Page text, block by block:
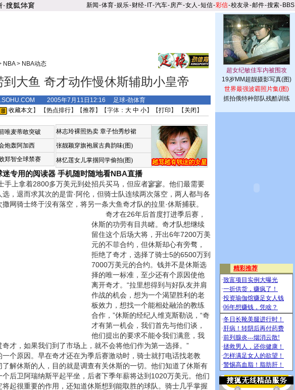
新闻-体育-娱乐-财经- IT-汽车-房产-女人 -短信-彩信-校友录-邮件-搜索- BBS
NBA> NBA动态
大鱼 奇才动作慢休斯辅助小皇帝
2005年7月11日12:16 足球-劲体育
收藏本文 】 【热点排行】【推荐】【字体： 大 中 小】【打印 】 【 关闭 】
唯麦蒂敢突破
炮轰阿加西
郑智全球禁赛
林志玲裸照热卖 章子怡秀纱裙
张靓颖穿旗袍展古典韵味(图)
林忆莲女儿掌掴同学偷拍(图)
迷专用的阅读器 手机随时随地看NBA直播
上拿着2800多万美元到处招兵买马，但应者寥寥。他们最需要
，退而求其次的是雷·阿伦，但骑士队连续两次落空，两人都与各
网骑士终于没有落空，将另一条大鱼奇才队的拉里·休斯捕获。
奇才在26年后首度打进季后赛，
休斯的功劳有目共睹。奇才队想继续
留住这个后场大将，开出6年7200万美
元的不菲合约，但休斯却心有旁骛，
拒绝了奇才，选择了骑士5的6500万到
7000万美元的合约。钱并不是休斯选
择的唯一标准，至少还有个原因使他
离开奇才。“拉里想得到与好队友并肩
作战的机会，想为一个渴望胜利的老
板效力，想找一个能相处融洽的教练
合作，”休斯的经纪人维克斯勒说，“奇
才有第一机会，我们首先与他们谈，
他们提出的要求不能令我们满意，我
才，如果我们到了市场上，就不会将他们作为第一选择。”
原因。早在奇才还在为季后赛激动时，骑士就打电话找老教
解休斯的人，目的就是调查有关休斯的一切。他们知道了休斯有
后卫阿瑞纳斯平起平坐，后者下季年薪将达到1020万美元。他们
起很重要的作用，还知道休斯想到能取胜的球队。骑士几乎掌握
19岁MM超靓摄影写真(图)
世界最强波霸照片集(图)
抓拍俄特种部队残酷训练